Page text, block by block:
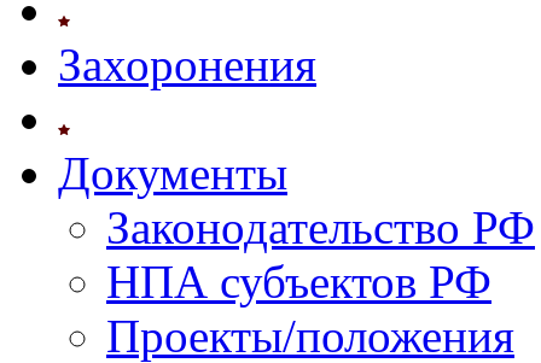
Захоронения
Документы
Законодательство РФ
НПА субъектов РФ
Проекты/положения